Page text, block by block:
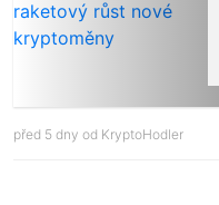
před 5 dny od KryptoHodler